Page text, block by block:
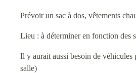
Prévoir un sac à dos, vêtements
Lieu : à déterminer en fonction des
Il y aurait aussi besoin de véhicules
salle)